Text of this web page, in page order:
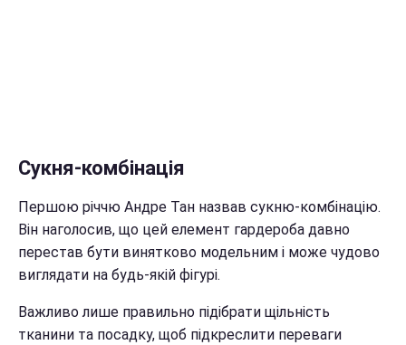
Сукня-комбінація
Першою річчю Андре Тан назвав сукню-комбінацію.
Він наголосив, що цей елемент гардероба давно
перестав бути винятково модельним і може чудово
виглядати на будь-якій фігурі.
Важливо лише правильно підібрати щільність
тканини та посадку, щоб підкреслити переваги